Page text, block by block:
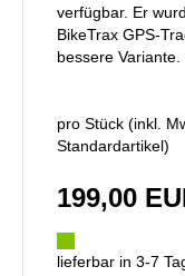
verfügbar. Er
BikeTrax GPS-
bessere Variante.
pro Stück (inkl.
Standardartikel)
199,00
lieferbar in 3-7